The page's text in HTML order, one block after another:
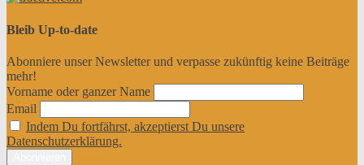
Bleib Up-to-date
Abonniere unser Newsletter und verpasse zukünftig keine Beiträge
mehr!
Vorname oder ganzer Name
Email
Indem Du fortfährst, akzeptierst Du unsere
Datenschutzerklärung.